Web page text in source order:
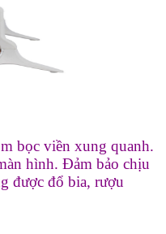
bọc viền xung quanh.
hình. Đảm bảo chịu
được đổ bia, rượu